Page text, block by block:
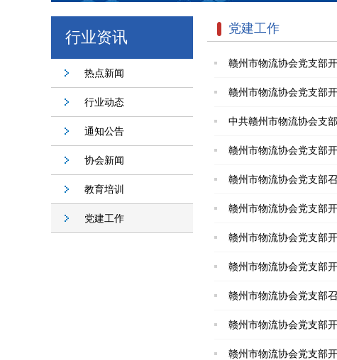
行业资讯
热点新闻
行业动态
通知公告
协会新闻
教育培训
党建工作
党建工作
赣州市物流协会党支部
赣州市物流协会党支部
中共赣州市物流协会支
赣州市物流协会党支部
赣州市物流协会党支部
赣州市物流协会党支部
赣州市物流协会党支部
赣州市物流协会党支部
赣州市物流协会党支部
赣州市物流协会党支部
赣州市物流协会党支部